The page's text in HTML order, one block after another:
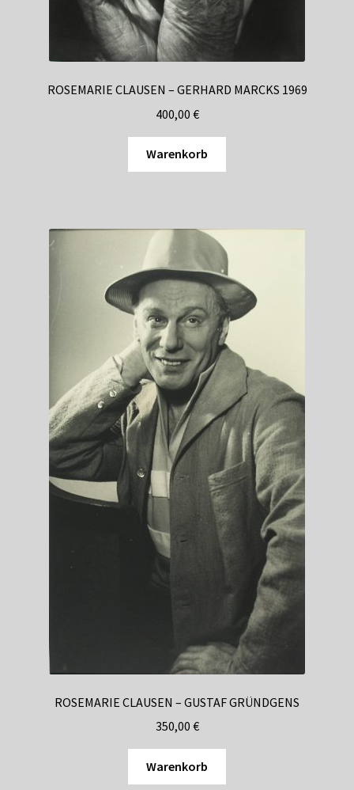
ROSEMARIE CLAUSEN – GERHARD MARCKS 1969
400,00 €
Warenkorb
ROSEMARIE CLAUSEN – GUSTAF GRÜNDGENS
350,00 €
Warenkorb